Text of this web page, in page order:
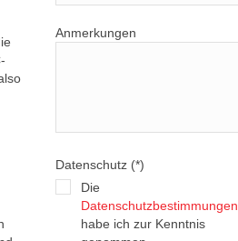
Anmerkungen
Datenschutz (*)
Die
Datenschutzbestimmungen
habe ich zur Kenntnis